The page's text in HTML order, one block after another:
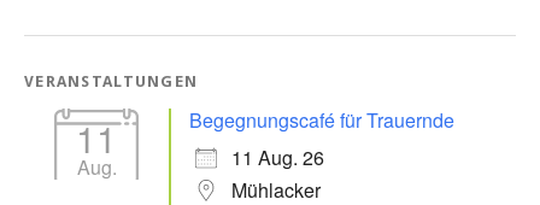
VERANSTALTUNGEN
11
Aug.
Begegnungscafé für Trauernde
11 Aug. 26
Mühlacker